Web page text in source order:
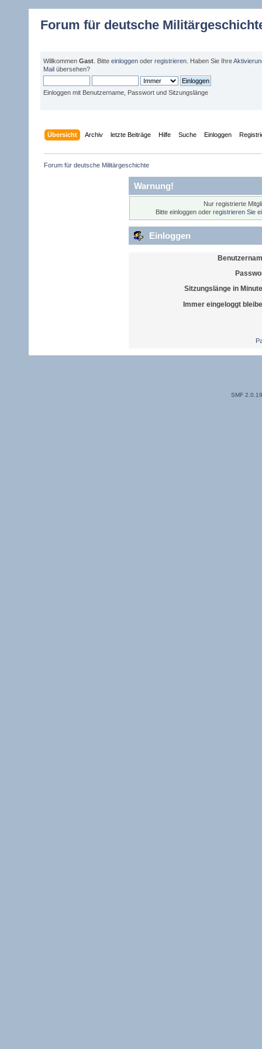
Forum für deutsche
Willkommen Gast . Bitte einloggen oder registrieren . Haben Sie Ihre
Mail übersehen?
Einloggen mit Benutzername, Passwort und Sitzungslänge
Übersicht Archiv letzte Beiträge Hilfe Suche Einloggen
Forum für deutsche Militärgeschichte
Warnung!
Nur registrierte
Bitte einloggen oder registrieren Sie
Einloggen
Sitzungslänge in
Immer eingeloggt
SMF 2.0.19